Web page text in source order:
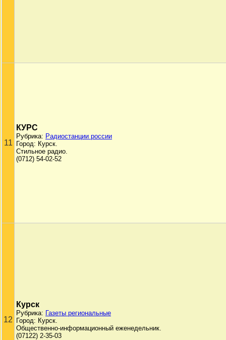
11
КУРС
Рубрика: Радиостанции россии
Город: Курск.
Стильное радио.
(0712) 54-02-52
12
Курск
Рубрика: Газеты региональные
Город: Курск.
Общественно-информационный еженедельник.
(07122) 2-35-03